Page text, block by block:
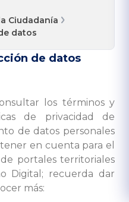
Ciudadanía
datos
de datos
los términos y
de privacidad de
de datos personales
en cuenta para el
portales territoriales
Digital; recuerda dar
más: